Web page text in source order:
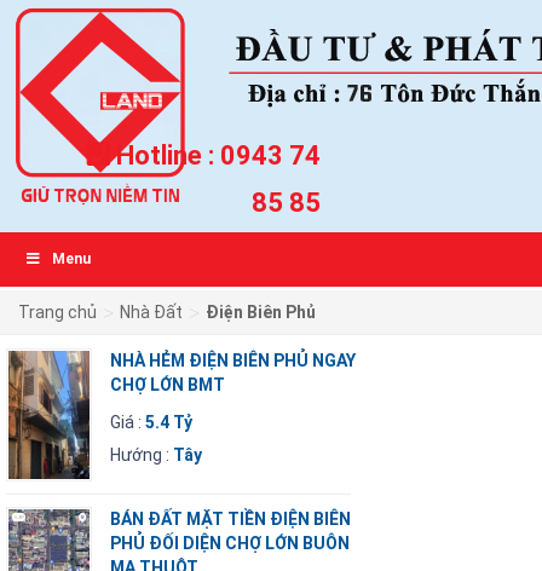
Hotline : 0943 74
85 85
Menu
Trang chủ Nhà Đất Điện Biên Phủ
NHÀ HẺM ĐIỆN BIÊN PHỦ NGAY
CHỢ LỚN BMT
Giá :5.4 Tỷ
Hướng : Tây
BÁN ĐẤT MẶT TIỀN ĐIỆN BIÊN
PHỦ ĐỐI DIỆN CHỢ LỚN BUÔN